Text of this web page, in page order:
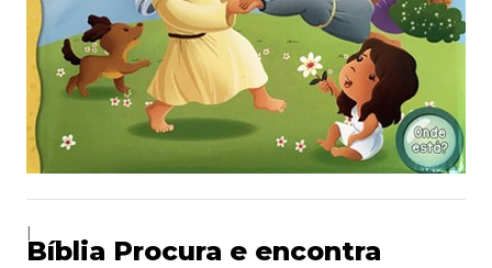
Bíblia Procura e encontra